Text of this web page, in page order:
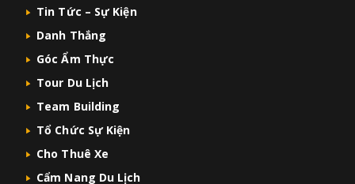
Tin Tức – Sự Kiện
Danh Thắng
Góc Ẩm Thực
Tour Du Lịch
Team Building
Tổ Chức Sự Kiện
Cho Thuê Xe
Cẩm Nang Du Lịch